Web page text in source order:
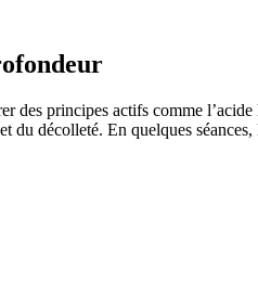
des principes actifs comme
du décolleté. En quelques